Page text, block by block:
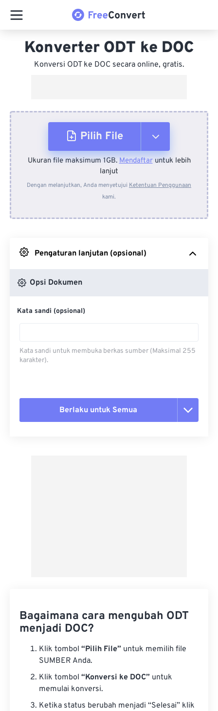
Konverter ODT ke DOC
Konversi ODT ke DOC secara online, gratis.
Pilih File
Dari Perangkat
Dari Dropbox
Ukuran file maksimum 1GB.Mendaftaruntuk lebih
lanjut
Dengan melanjutkan, Anda menyetujui Ketentuan Penggunaan
kami.
Pengaturan lanjutan (opsional)
Opsi Dokumen
Kata sandi (opsional)
Kata sandi untuk membuka berkas sumber (Maksimal 255
karakter).
Berlaku untuk Semua
Bagaimana cara mengubah ODT
menjadi DOC?
Klik tombol “Pilih File” untuk memilih file
SUMBER Anda.
Klik tombol “Konversi ke DOC” untuk
memulai konversi.
Ketika status berubah menjadi “Selesai” klik